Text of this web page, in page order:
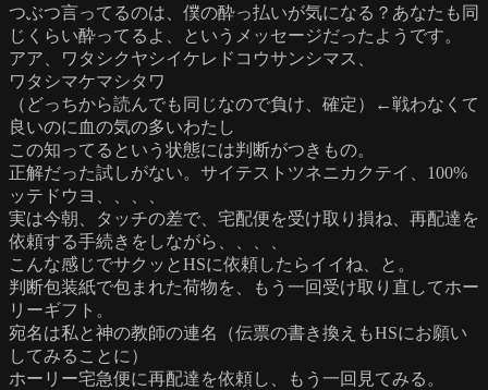
つぶつ言ってるのは、僕の酔っ払いが気になる？あなたも同
じくらい酔ってるよ、というメッセージだったようです。
アア、ワタシクヤシイケレドコウサンシマス、
ワタシマケマシタワ
（どっちから読んでも同じなので負け、確定）←戦わなくて
良いのに血の気の多いわたし
この知ってるという状態には判断がつきもの。
正解だった試しがない。サイテストツネニカクテイ、100%
ッテドウヨ、、、、
実は今朝、タッチの差で、宅配便を受け取り損ね、再配達を
依頼する手続きをしながら、、、、
こんな感じでサクッとHSに依頼したらイイね、と。
判断包装紙で包まれた荷物を、もう一回受け取り直してホー
リーギフト。
宛名は私と神の教師の連名（伝票の書き換えもHSにお願い
してみることに）
ホーリー宅急便に再配達を依頼し、もう一回見てみる。